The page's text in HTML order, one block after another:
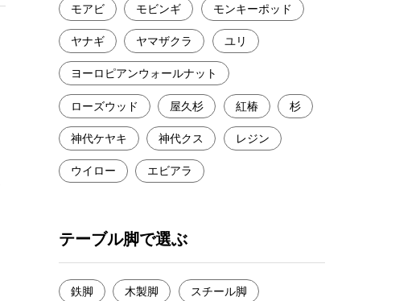
モアビ モビンギ モンキーポッド
ヤナギ ヤマザクラ ユリ
ヨーロピアンウォールナット
ローズウッド 屋久杉 紅椿 杉
神代ケヤキ 神代クス レジン
ウイロー エビアラ
テーブル脚で選ぶ
鉄脚 木製脚 スチール脚